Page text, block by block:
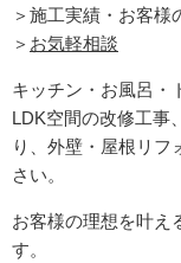
＞施工実績・お客様
＞ お気軽相談
キッチン・お風呂・
LDK空間の改修工事
り、外壁・屋根リフ
さい。
お客様の理想を叶え
す。